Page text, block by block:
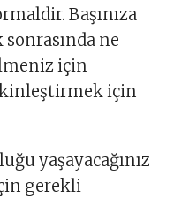
Başınıza
ne
için
için
yaşayacağınız
gerekli